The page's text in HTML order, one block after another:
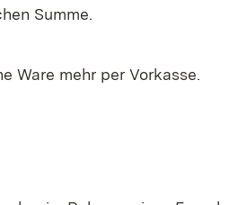
Summe.
Ware mehr per Vorkasse.